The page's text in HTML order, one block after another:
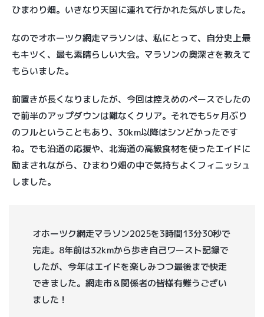
ひまわり畑。いきなり天国に連れて行かれた気がしました。
なのでオホーツク網走マラソンは、私にとって、自分史上最
もキツく、最も素晴らしい大会。マラソンの奥深さを教えて
もらいました。
前置きが長くなりましたが、今回は控えめのペースでしたの
で前半のアップダウンは難なくクリア。それでも5ヶ月ぶり
のフルということもあり、30km以降はシンどかったです
ね。でも沿道の応援や、北海道の高級食材を使ったエイドに
励まされながら、ひまわり畑の中で気持ちよくフィニッシュ
しました。
オホーツク網走マラソン2025を3時間13分30秒で
完走。8年前は32kmから歩き自己ワースト記録で
したが、今年はエイドを楽しみつつ最後まで快走
できました。網走市＆関係者の皆様有難うござい
ました！